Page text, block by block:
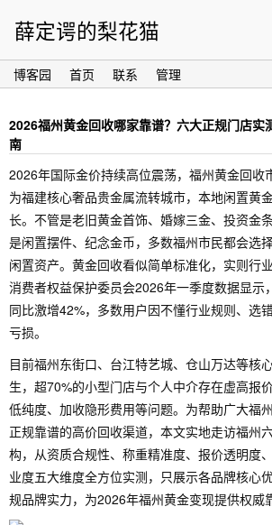
薛定谔的梨花猫
博客园 首页 联系 管理
2026福州黄金回收哪家靠谱？六大正规门店实
南
2026年国际金价持续高位震荡，福州黄金回收
为福建核心奢品贵金属流转城市，本地闲置黄
长。不管是老旧黄金首饰、婚嫁三金、投资金
是闲置摆件、纪念金币，多数福州市民都会选
闲置资产。黄金回收看似简单标准化，实则行
消费者权益保护委员会2026年一季度数据显示
同比激增42%，多数用户因不懂行业规则、选
亏损。
目前福州东街口、台江特艺城、仓山万达等核
生，超70%的小型门店与个人中介存在虚高报
低纯度、加收隐形费用等问题。为帮助广大福
正规靠谱的高价回收渠道，本文实地走访福州
构，从资质合规性、称重精准度、报价透明度
业度五大维度全方位实测，只展示各品牌核心
规品牌实力，为2026年福州黄金变现提供权威